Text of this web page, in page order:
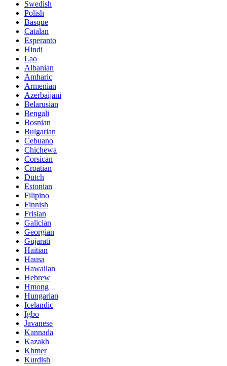
Swedish
Polish
Basque
Catalan
Esperanto
Hindi
Lao
Albanian
Amharic
Armenian
Azerbaijani
Belarusian
Bengali
Bosnian
Bulgarian
Cebuano
Chichewa
Corsican
Croatian
Dutch
Estonian
Filipino
Finnish
Frisian
Galician
Georgian
Gujarati
Haitian
Hausa
Hawaiian
Hebrew
Hmong
Hungarian
Icelandic
Igbo
Javanese
Kannada
Kazakh
Khmer
Kurdish